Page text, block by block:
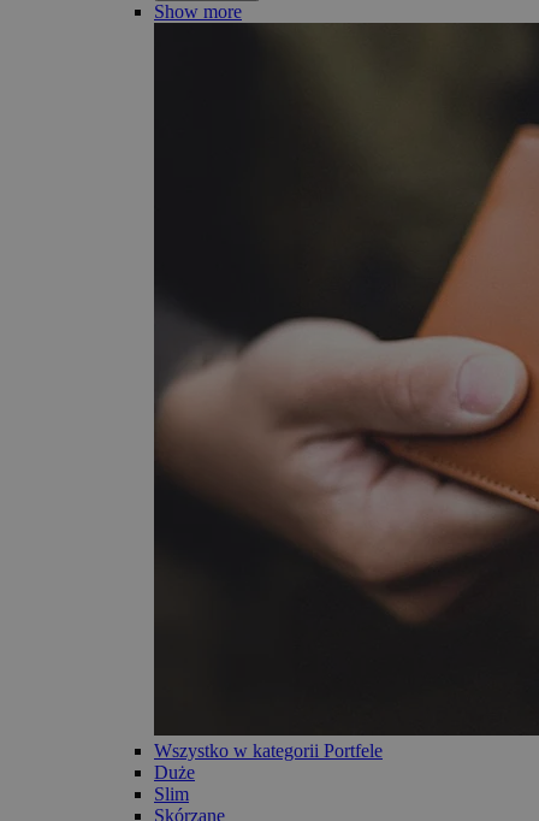
Show more
Wszystko w kategorii Portfele
Duże
Slim
Skórzane